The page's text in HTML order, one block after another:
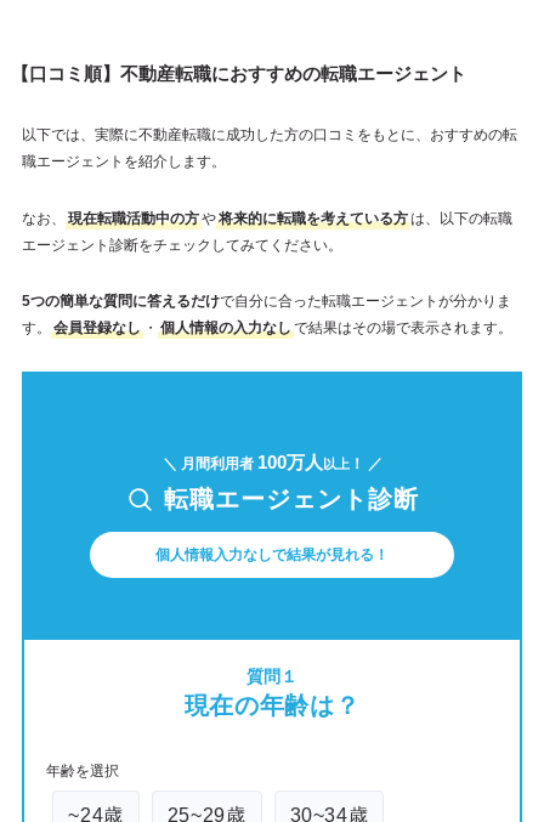
【口コミ順】不動産転職におすすめの転職エージェント
以下では、実際に不動産転職に成功した方の口コミをもとに、おすすめの転
職エージェントを紹介します。
なお、 現在転職活動中の方や将来的に転職を考えている方は、以下の転職
エージェント診断をチェックしてみてください。
5つの簡単な質問に答えるだけで自分に合った転職エージェントが分かりま
す。
会員登録なし・ 個人情報の入力なしで結果はその場で表示されます。
＼ 月間利用者 100万人 以上 ！ ／
転職エージェント診断
個人情報入力なしで結果が見れる！
質問１
現在の年齢は？
年齢を選択
~24歳 25~29歳 30~34歳